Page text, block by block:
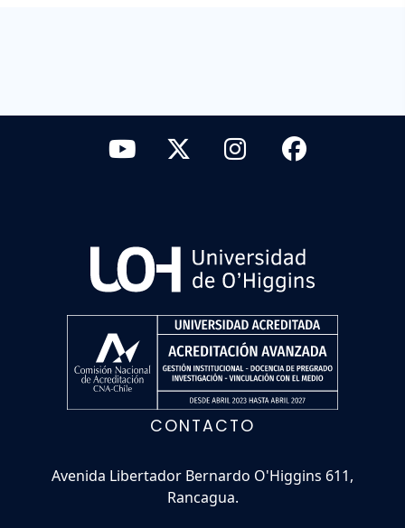
CONTACTO
Avenida Libertador Bernardo O'Higgins 611,
Rancagua.